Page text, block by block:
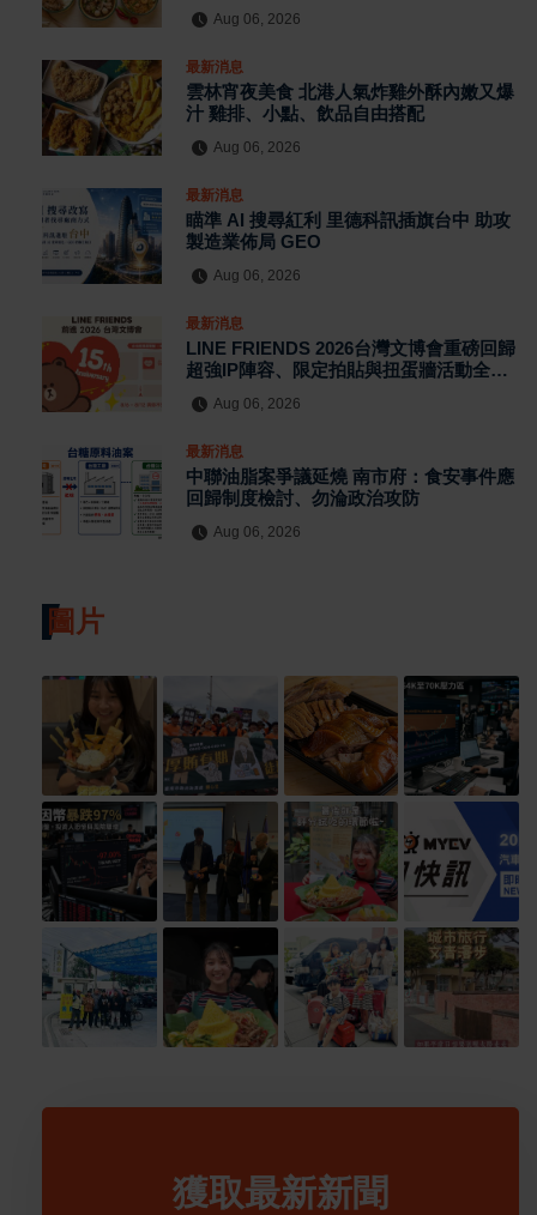
Aug 06, 2026
最新消息
雲林宵夜美食 北港人氣炸雞外酥內嫩又爆
汁 雞排、小點、飲品自由搭配
Aug 06, 2026
最新消息
瞄準 AI 搜尋紅利 里德科訊插旗台中 助攻
製造業佈局 GEO
Aug 06, 2026
最新消息
LINE FRIENDS 2026台灣文博會重磅回歸
超強IP陣容、限定拍貼與扭蛋牆活動全公
Aug 06, 2026
最新消息
中聯油脂案爭議延燒 南市府：食安事件應
回歸制度檢討、勿淪政治攻防
Aug 06, 2026
圖片
獲取最新新聞